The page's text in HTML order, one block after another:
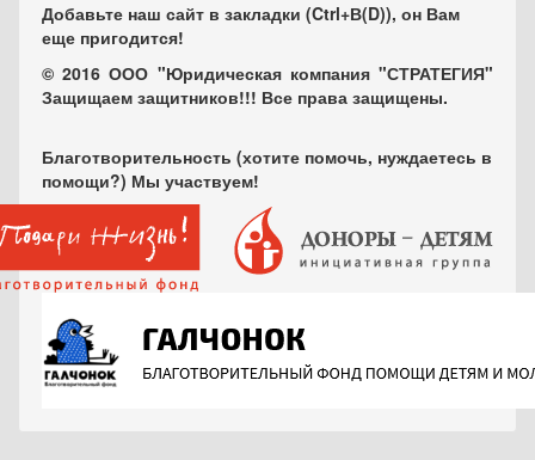
Добавьте наш сайт в закладки (Ctrl+В(D)), он Вам
еще пригодится!
© 2016 ООО "Юридическая компания "СТРАТЕГИЯ"
Защищаем защитников!!! Все права защищены.
Благотворительность (хотите помочь, нуждаетесь в
помощи?) Мы участвуем!